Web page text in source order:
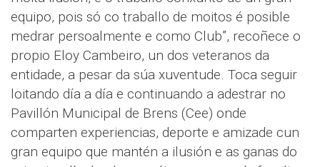
equipo, pois só co traballo de moitos é posible
medrar persoalmente e como Club”, recoñece o
propio Eloy Cambeiro, un dos veteranos da
entidade, a pesar da súa xuventude. Toca seguir
loitando día a día e continuando a adestrar no
Pavillón Municipal de Brens (Cee) onde
comparten experiencias, deporte e amizade cun
gran equipo que mantén a ilusión e as ganas do